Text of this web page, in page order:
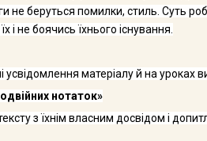
не беруться помилки, стиль. Суть
і не боячись їхнього існування.
матеріалу й на уроках
нотаток»
з їх­нім власним досвідом і